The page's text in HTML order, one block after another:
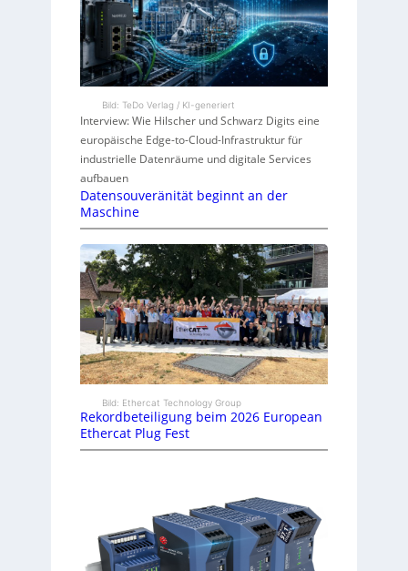
Bild: TeDo Verlag / KI-generiert
Interview: Wie Hilscher und Schwarz Digits eine
europäische Edge-to-Cloud-Infrastruktur für
industrielle Datenräume und digitale Services
aufbauen
Datensouveränität beginnt an der
Maschine
Bild: Ethercat Technology Group
Rekordbeteiligung beim 2026 European
Ethercat Plug Fest